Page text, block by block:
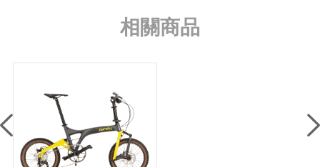
相關商品